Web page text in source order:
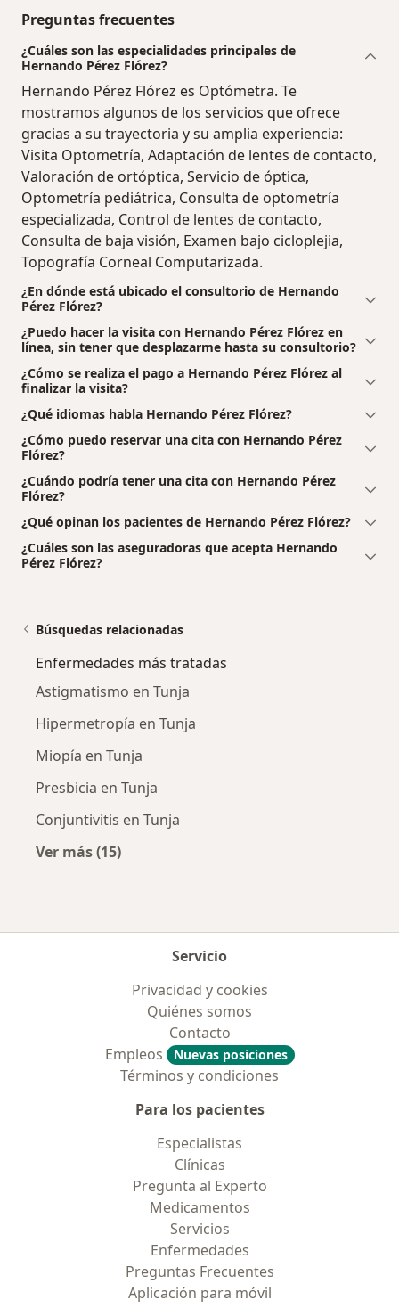
Preguntas frecuentes
¿Cuáles son las especialidades principales de
Hernando Pérez Flórez?
Hernando Pérez Flórez es Optómetra. Te
mostramos algunos de los servicios que ofrece
gracias a su trayectoria y su amplia experiencia:
Visita Optometría, Adaptación de lentes de contacto,
Valoración de ortóptica, Servicio de óptica,
Optometría pediátrica, Consulta de optometría
especializada, Control de lentes de contacto,
Consulta de baja visión, Examen bajo cicloplejia,
Topografía Corneal Computarizada.
¿En dónde está ubicado el consultorio de Hernando
Pérez Flórez?
¿Puedo hacer la visita con Hernando Pérez Flórez en
línea, sin tener que desplazarme hasta su consultorio?
¿Cómo se realiza el pago a Hernando Pérez Flórez al
finalizar la visita?
¿Qué idiomas habla Hernando Pérez Flórez?
¿Cómo puedo reservar una cita con Hernando Pérez
Flórez?
¿Cuándo podría tener una cita con Hernando Pérez
Flórez?
¿Qué opinan los pacientes de Hernando Pérez Flórez?
¿Cuáles son las aseguradoras que acepta Hernando
Pérez Flórez?
Búsquedas relacionadas
Enfermedades más tratadas
Astigmatismo en Tunja
Hipermetropía en Tunja
Miopía en Tunja
Presbicia en Tunja
Conjuntivitis en Tunja
Ver más (15)
Servicio
Privacidad y cookies
Quiénes somos
Contacto
Empleos
Nuevas posiciones
Términos y condiciones
Para los pacientes
Especialistas
Clínicas
Pregunta al Experto
Medicamentos
Servicios
Enfermedades
Preguntas Frecuentes
Aplicación para móvil